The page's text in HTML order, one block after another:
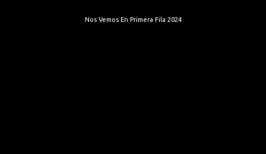
Nos Vemos En Primera Fila 2024